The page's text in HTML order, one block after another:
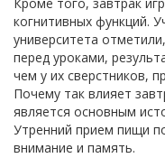
когнитивных функций.
университета
перед уроками,
чем у их сверстников,
Почему так влияет
является основным
Утренний прием пищи
внимание и память.